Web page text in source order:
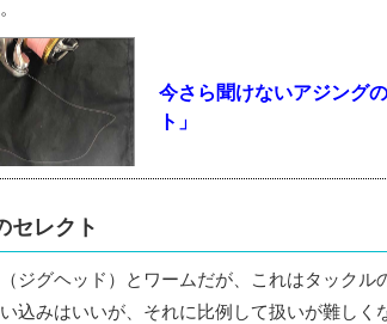
今さら聞けないアジング
ト」
セレクト
ジグヘッド）とワームだが、これはタック
込みはいいが、それに比例して扱いが難し